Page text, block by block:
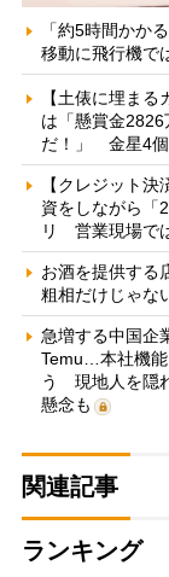
「約5時間かか
移動に飛行機で
【土俵に埋ま
は「懸賞金
だ！」 金星4個
【クレジット
資をしながら「
リ 営業現場で
お酒を提供す
粗相だけじゃな
急増する中国企
Temu…本社機能
う 現地人を隠
懸念も
関連記事
ランキング